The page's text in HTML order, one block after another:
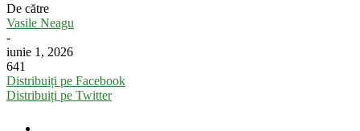
De către
Vasile Neagu
-
iunie 1, 2026
641
Distribuiți pe Facebook
Distribuiți pe Twitter